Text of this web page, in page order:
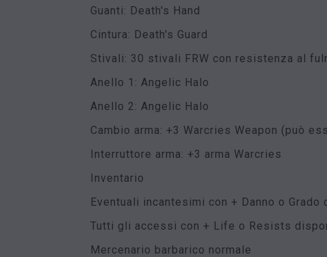
Guanti: Death's Hand
Cintura: Death's Guard
Stivali: 30 stivali FRW con resistenza al
Anello 1: Angelic Halo
Anello 2: Angelic Halo
Cambio arma: +3 Warcries Weapon (può
Interruttore arma: +3 arma Warcries
Inventario
Eventuali incantesimi con + Danno o
Tutti gli accessi con + Life o Resists
Mercenario barbarico normale